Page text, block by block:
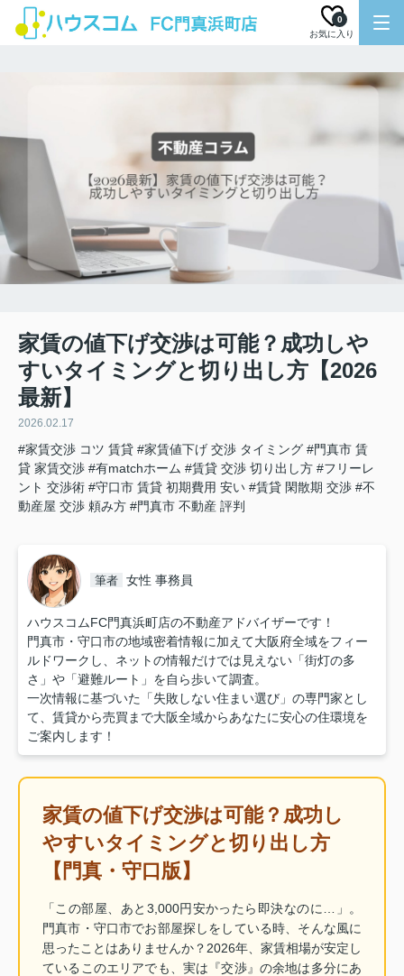
お気に入り
0
家賃の値下げ交渉は可能？成功しや
すいタイミングと切り出し方【2026
最新】
2026.02.17
#家賃交渉 コツ 賃貸 #家賃値下げ 交渉 タイミング #門真市 賃
貸 家賃交渉 #有matchホーム #賃貸 交渉 切り出し方 #フリーレ
ント 交渉術 #守口市 賃貸 初期費用 安い #賃貸 閑散期 交渉 #不
動産屋 交渉 頼み方 #門真市 不動産 評判
筆者 女性 事務員
ハウスコムFC門真浜町店の不動産アドバイザーです！
門真市・守口市の地域密着情報に加えて大阪府全域をフィー
ルドワークし、ネットの情報だけでは見えない「街灯の多
さ」や「避難ルート」を自ら歩いて調査。
一次情報に基づいた「失敗しない住まい選び」の専門家とし
て、賃貸から売買まで大阪全域からあなたに安心の住環境を
ご案内します！
家賃の値下げ交渉は可能？成功し
やすいタイミングと切り出し方
【門真・守口版】
「この部屋、あと3,000円安かったら即決なのに…」。
門真市・守口市でお部屋探しをしている時、そんな風に
思ったことはありませんか？2026年、家賃相場が安定し
ているこのエリアでも、実は『交渉』の余地は多分にあ